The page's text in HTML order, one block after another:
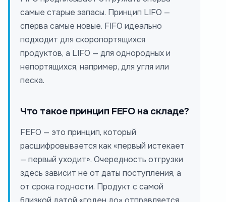
самые старые запасы. Принцип LIFO —
сперва самые новые. FIFO идеально
подходит для скоропортящихся
продуктов, а LIFO — для однородных и
непортящихся, например, для угля или
песка.
Что такое принцип FEFO на складе?
FEFO — это принцип, который
расшифровывается как «первый истекает
— первый уходит». Очередность отгрузки
здесь зависит не от даты поступления, а
от срока годности. Продукт с самой